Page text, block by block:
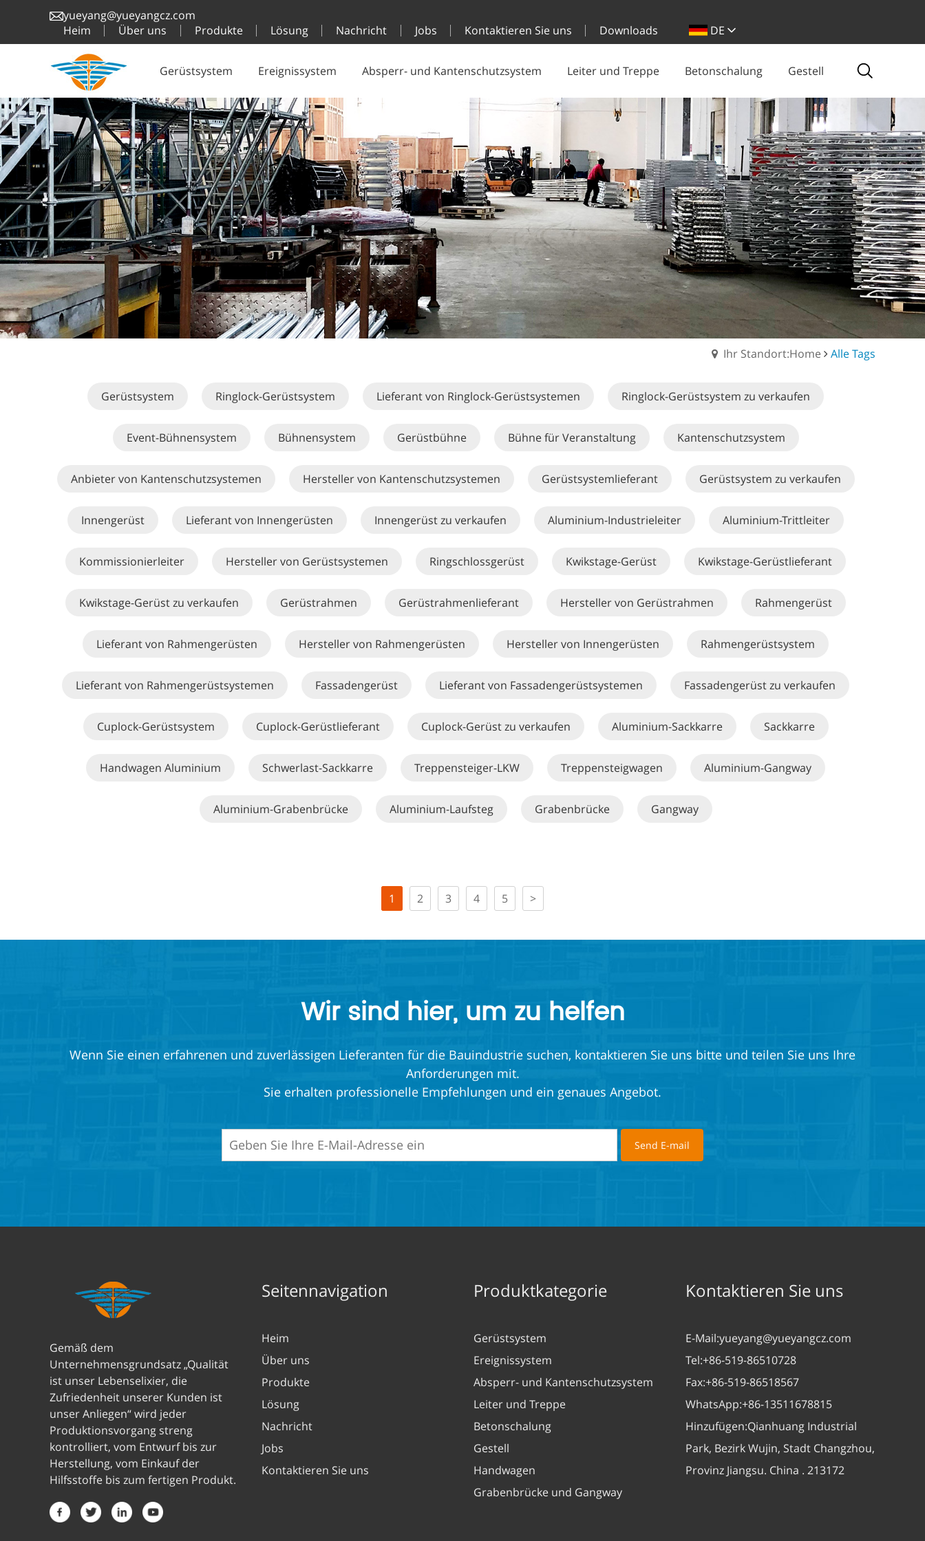
yueyang@yueyangcz.com
Heim
Über uns Produkte Lösung Nachricht Jobs Kontaktieren Sie uns Downloads DE
Gerüstsystem Ereignissystem Absperr- und Kantenschutzsystem Leiter und Treppe Betonschalung Gestell
Ihr Standort:Home Alle Tags
Gerüstsystem Ringlock-Gerüstsystem Lieferant von Ringlock-Gerüstsystemen Ringlock-Gerüstsystem zu verkaufen
Event-Bühnensystem Bühnensystem Gerüstbühne Bühne für Veranstaltung Kantenschutzsystem
Anbieter von Kantenschutzsystemen Hersteller von Kantenschutzsystemen Gerüstsystemlieferant Gerüstsystem zu verkaufen
Innengerüst Lieferant von Innengerüsten Innengerüst zu verkaufen Aluminium-Industrieleiter Aluminium-Trittleiter
Kommissionierleiter Hersteller von Gerüstsystemen Ringschlossgerüst Kwikstage-Gerüst Kwikstage-Gerüstlieferant
Kwikstage-Gerüst zu verkaufen Gerüstrahmen Gerüstrahmenlieferant Hersteller von Gerüstrahmen Rahmengerüst
Lieferant von Rahmengerüsten Hersteller von Rahmengerüsten Hersteller von Innengerüsten Rahmengerüstsystem
Lieferant von Rahmengerüstsystemen Fassadengerüst Lieferant von Fassadengerüstsystemen Fassadengerüst zu verkaufen
Cuplock-Gerüstsystem Cuplock-Gerüstlieferant Cuplock-Gerüst zu verkaufen Aluminium-Sackkarre Sackkarre
Handwagen Aluminium Schwerlast-Sackkarre Treppensteiger-LKW Treppensteigwagen Aluminium-Gangway
Aluminium-Grabenbrücke Aluminium-Laufsteg Grabenbrücke Gangway
1 2 3 4 5 >
Wir sind hier, um zu helfen
Wenn Sie einen erfahrenen und zuverlässigen Lieferanten für die Bauindustrie suchen, kontaktieren Sie uns bitte und teilen Sie uns Ihre
Anforderungen mit.
Sie erhalten professionelle Empfehlungen und ein genaues Angebot.
Gemäß dem
Unternehmensgrundsatz „Qualität
ist unser Lebenselixier, die
Zufriedenheit unserer Kunden ist
unser Anliegen“ wird jeder
Produktionsvorgang streng
kontrolliert, vom Entwurf bis zur
Herstellung, vom Einkauf der
Hilfsstoffe bis zum fertigen Produkt.
Seitennavigation
Heim
Über uns
Produkte
Lösung
Nachricht
Jobs
Kontaktieren Sie uns
Produktkategorie
Gerüstsystem
Ereignissystem
Absperr- und Kantenschutzsystem
Leiter und Treppe
Betonschalung
Gestell
Handwagen
Grabenbrücke und Gangway
Kontaktieren Sie uns
E-Mail:yueyang@yueyangcz.com
Tel:+86-519-86510728
Fax:+86-519-86518567
WhatsApp:+86-13511678815
Hinzufügen:Qianhuang Industrial
Park, Bezirk Wujin, Stadt Changzhou,
Provinz Jiangsu. China . 213172